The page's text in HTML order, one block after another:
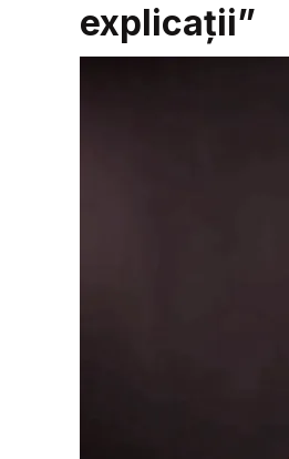
explicații”